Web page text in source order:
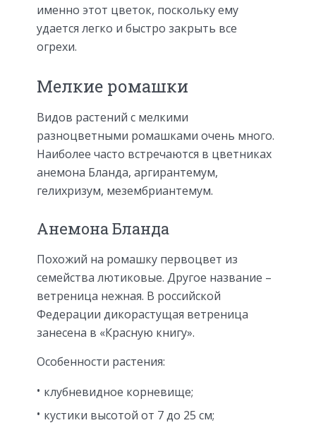
именно этот цветок, поскольку ему
удается легко и быстро закрыть все
огрехи.
Мелкие ромашки
Видов растений с мелкими
разноцветными ромашками очень много.
Наиболее часто встречаются в цветниках
анемона Бланда, аргирантемум,
гелихризум, мезембриантемум.
Анемона Бланда
Похожий на ромашку первоцвет из
семейства лютиковые. Другое название –
ветреница нежная. В российской
Федерации дикорастущая ветреница
занесена в «Красную книгу».
Особенности растения:
клубневидное корневище;
кустики высотой от 7 до 25 см;